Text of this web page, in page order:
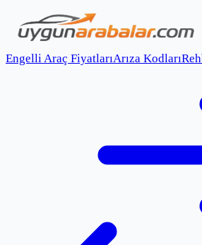
Engelli Araç FiyatlarıArıza Kodları